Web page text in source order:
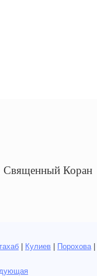
Священный Коран
| Кулиев | Порохова |